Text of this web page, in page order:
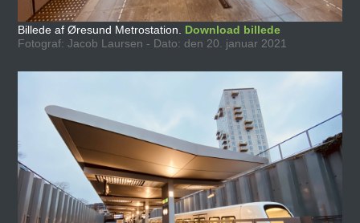
Billede af Øresund Metrostation. Download billede
Fotograf: Jacob Laursen - Dato: den 20. januar 2021